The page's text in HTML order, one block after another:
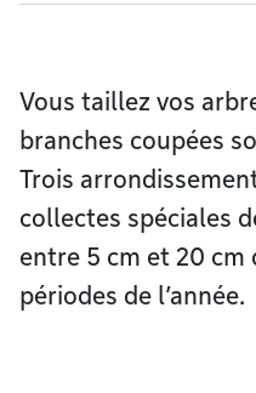
Vous taillez vos
branches coupées
Trois
collectes spéciales
entre 5 cm et 20 cm
périodes de l’année.